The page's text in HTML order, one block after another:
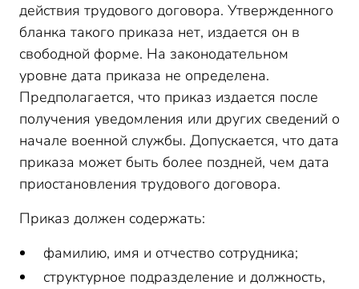
действия трудового договора. Утвержденного
бланка такого приказа нет, издается он в
свободной форме. На законодательном
уровне дата приказа не определена.
Предполагается, что приказ издается после
получения уведомления или других сведений о
начале военной службы. Допускается, что дата
приказа может быть более поздней, чем дата
приостановления трудового договора.
Приказ должен содержать:
фамилию, имя и отчество сотрудника;
структурное подразделение и должность,